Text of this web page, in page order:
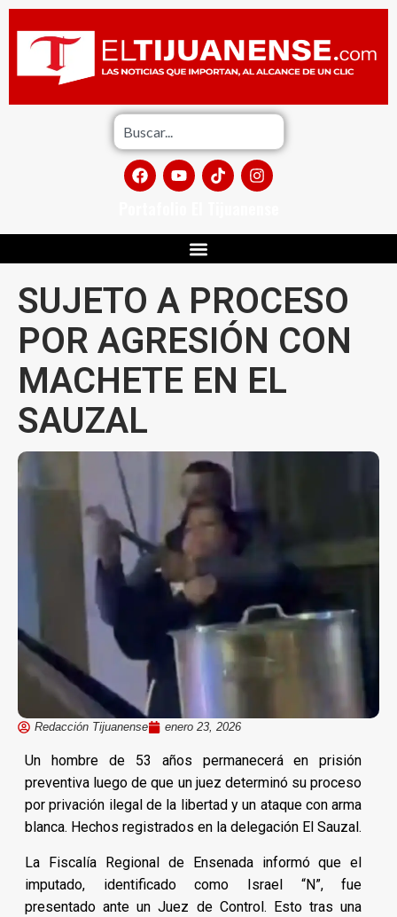
SUJETO A PROCESO
POR AGRESIÓN CON
MACHETE EN EL
SAUZAL
Redacción Tijuanense enero 23, 2026
Un hombre de 53 años permanecerá en prisión
preventiva luego de que un juez determinó su proceso
por privación ilegal de la libertad y un ataque con arma
blanca. Hechos registrados en la delegación El Sauzal.
La Fiscalía Regional de Ensenada informó que el
imputado, identificado como Israel “N”, fue
presentado ante un Juez de Control. Esto tras una